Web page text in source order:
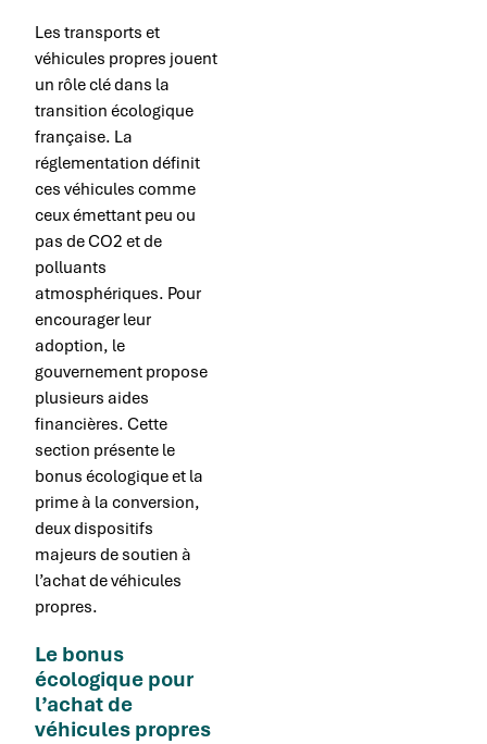
Les transports et
véhicules propres jouent
un rôle clé dans la
transition écologique
française. La
réglementation définit
ces véhicules comme
ceux émettant peu ou
pas de CO2 et de
polluants
atmosphériques. Pour
encourager leur
adoption, le
gouvernement propose
plusieurs aides
financières. Cette
section présente le
bonus écologique et la
prime à la conversion,
deux dispositifs
majeurs de soutien à
l’achat de véhicules
propres.
Le bonus
écologique pour
l’achat de
véhicules propres